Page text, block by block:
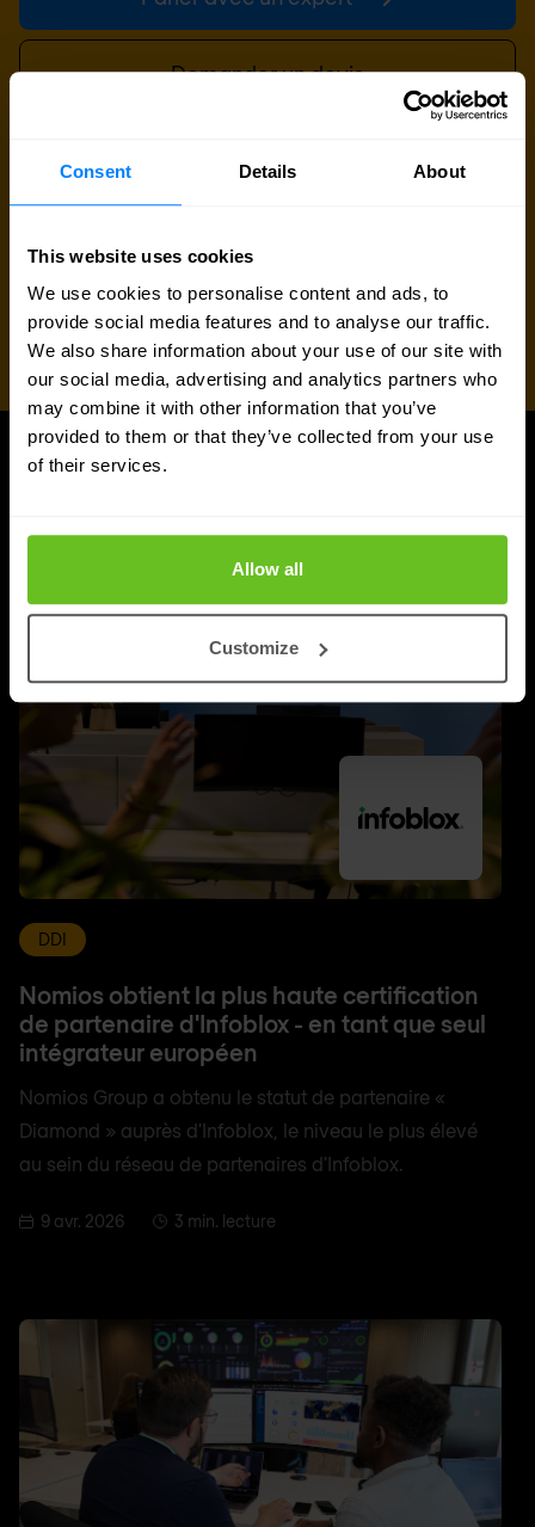
Consent Details About
This website uses cookies
We use cookies to personalise content and ads, to
provide social media features and to analyse our traffic.
We also share information about your use of our site with
our social media, advertising and analytics partners who
may combine it with other information that you’ve
provided to them or that they’ve collected from your use
of their services.
Allow all
Customize
Demander un devis
DDI
Nomios obtient la plus haute certification
de partenaire d'Infoblox - en tant que seul
intégrateur européen
Nomios Group a obtenu le statut de partenaire «
Diamond » auprès d'Infoblox, le niveau le plus élevé
au sein du réseau de partenaires d'Infoblox.
9 avr. 2026 3 min. lecture